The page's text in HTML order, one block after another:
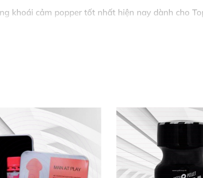
khoái cảm popper tốt nhất hiện nay dành cho